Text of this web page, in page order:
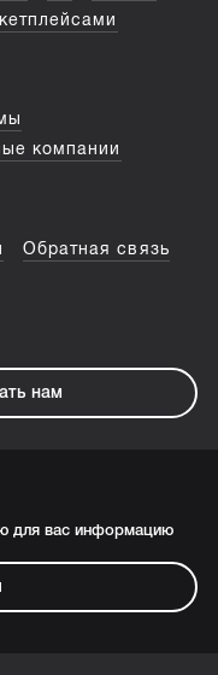
компании
Обратная связь
нам
для вас информацию